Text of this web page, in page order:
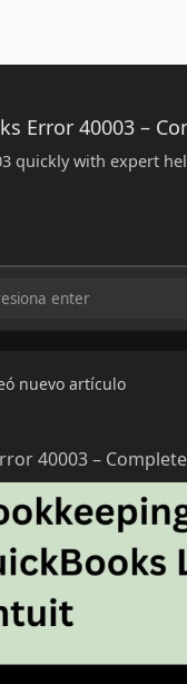
Error 40003 –
quickly with expert
nuevo artículo
40003 –